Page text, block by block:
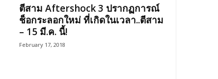
ตีสาม Aftershock 3 ปรากฏการณ์
ช็อกระลอกใหม่ ที่เกิดในเวลา..ตีสาม
– 15 มี.ค. นี้!
February 17, 2018